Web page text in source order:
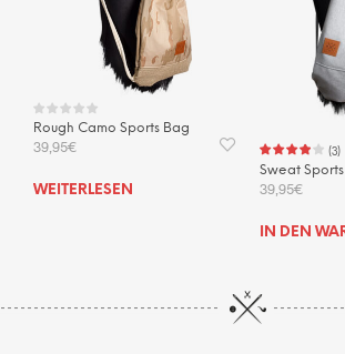
Produktseite
Rough Camo Sports Bag
39,95€
WEITERLESEN
(3)
Sweat
39,95€
IN DEN